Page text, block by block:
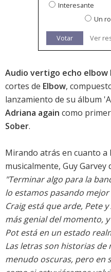
Interesante
Un
Votar Ver
Audio vertigo echo elbow
cortes de Elbow,
lanzamiento de su álbum '
Adriana again como
Sober.
Mirando atrás en cuanto a
musicalmente, Guy Garvey
"Terminar algo para la
lo estamos pasando
Craig está que arde, Pete
más genial del momento,
Pot está en un estado
Las letras son historias de
menudo oscuras, pero en